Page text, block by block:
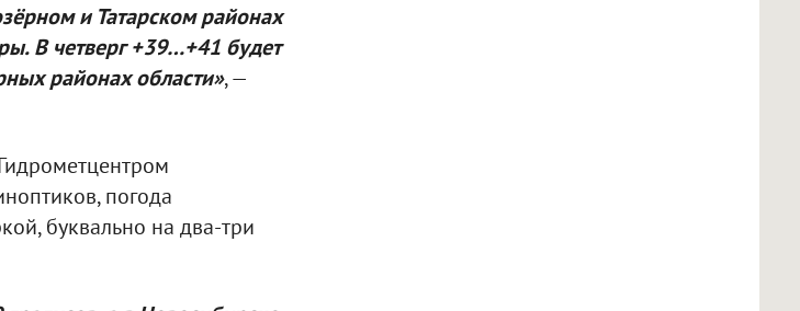
и Татарском районах
В четверг +39…+41 будет
районах области», —
погода
буквально на два-три